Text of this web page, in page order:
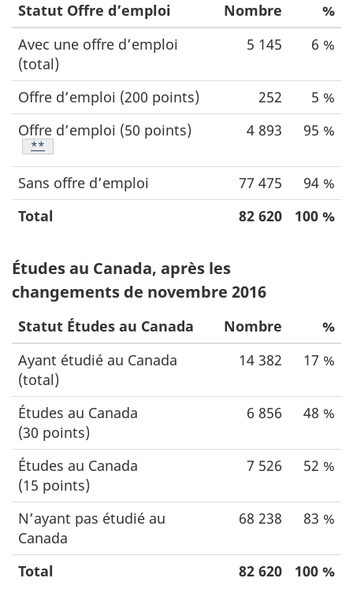
Statut Offre d’emploi Nombre
%
Avec une offre d’emploi
(total)
5 145 6 %
Offre d’emploi (200 points) 252
5 %
Offre d’emploi (50 points)
Note de bas de page
**
4 893 95 %
Sans offre d’emploi 77 475
94 %
Total
82 620 100 %
Études au Canada, après les
changements de novembre 2016
Statut Études au Canada Nombre
%
Ayant étudié au Canada
(total)
14 382 17 %
Études au Canada
(30 points)
6 856 48 %
Études au Canada
(15 points)
7 526 52 %
N’ayant pas étudié au
Canada
68 238 83 %
Total 82 620 100 %